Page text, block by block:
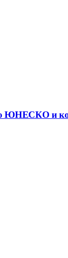
ЮНЕСКО и